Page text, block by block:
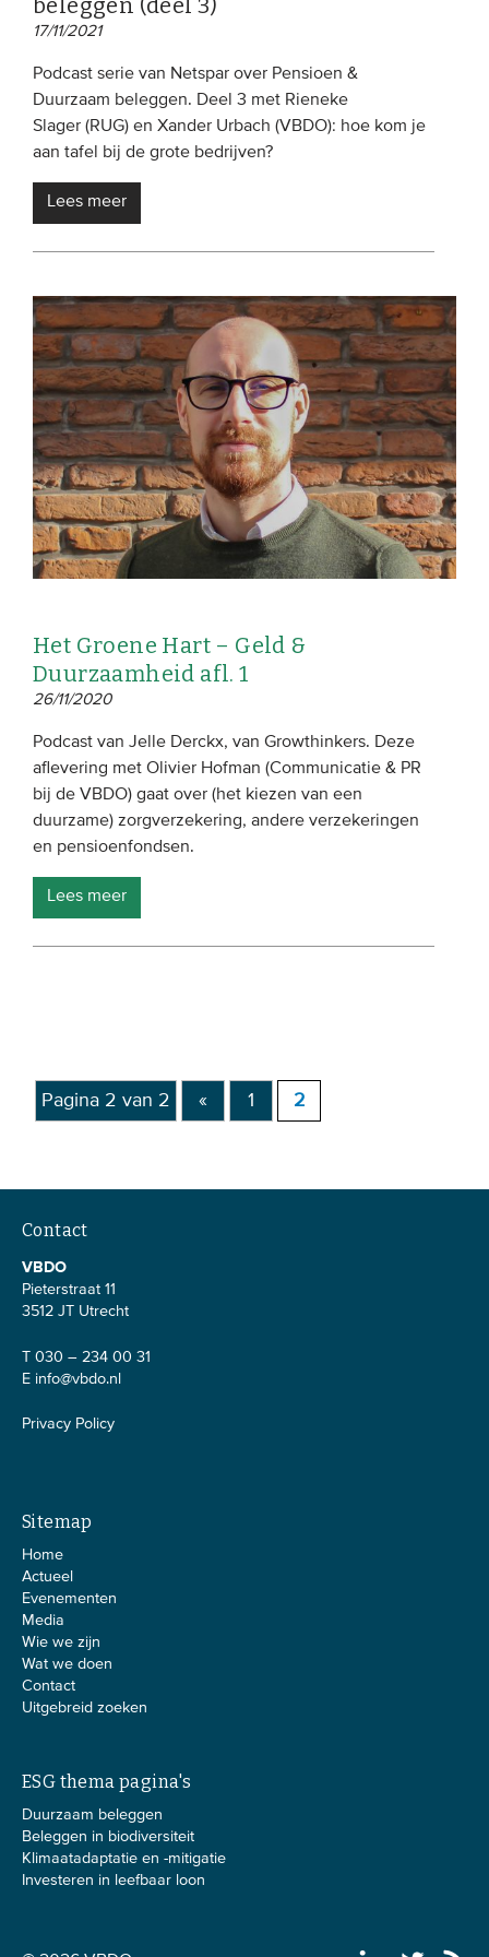
beleggen (deel 3)
17/11/2021
Podcast serie van Netspar over Pensioen &
Duurzaam beleggen. Deel 3 met Rieneke
Slager (RUG) en Xander Urbach (VBDO): hoe kom je
aan tafel bij de grote bedrijven?
Lees meer
Het Groene Hart – Geld &
Duurzaamheid afl. 1
26/11/2020
Podcast van Jelle Derckx, van Growthinkers. Deze
aflevering met Olivier Hofman (Communicatie & PR
bij de VBDO) gaat over (het kiezen van een
duurzame) zorgverzekering, andere verzekeringen
en pensioenfondsen.
Lees meer
Pagina 2 van 2 « 1 2
Contact
VBDO
Pieterstraat 11
3512 JT Utrecht
T 030 – 234 00 31
E info@vbdo.nl
Privacy Policy
Sitemap
Home
Actueel
Evenementen
Media
Wie we zijn
Wat we doen
Contact
Uitgebreid zoeken
ESG thema pagina's
Duurzaam beleggen
Beleggen in biodiversiteit
Klimaatadaptatie en -mitigatie
Investeren in leefbaar loon